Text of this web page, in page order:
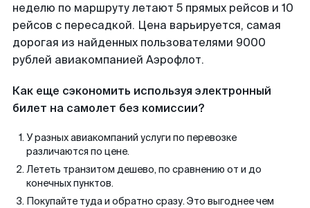
неделю по маршруту летают 5 прямых рейсов и 10
рейсов с пересадкой. Цена варьируется, самая
дорогая из найденных пользователями 9000
рублей авиакомпанией Аэрофлот.
Как еще сэкономить используя электронный
билет на самолет без комиссии?
У разных авиакомпаний услуги по перевозке
различаются по цене.
Лететь транзитом дешево, по сравнению от и до
конечных пунктов.
Покупайте туда и обратно сразу. Это выгоднее чем